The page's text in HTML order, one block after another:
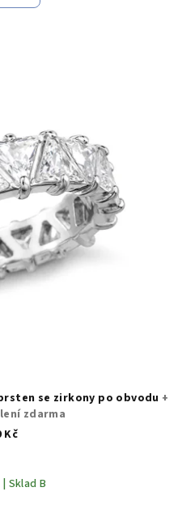
se zirkony po obvodu +
zdarma
Kč
Sklad B